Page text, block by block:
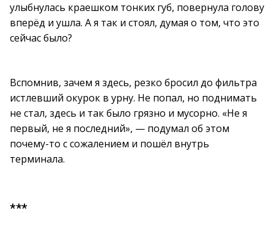
улыбнулась краешком тонких губ, повернула голову
вперёд и ушла. А я так и стоял, думая о том, что это
сейчас было?
Вспомнив, зачем я здесь, резко бросил до фильтра
истлевший окурок в урну. Не попал, но поднимать
не стал, здесь и так было грязно и мусорно. «Не я
первый, не я последний», — подумал об этом
почему-то с сожалением и пошёл внутрь
терминала.
***